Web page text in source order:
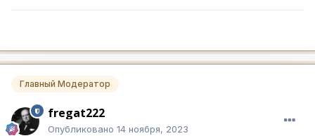
Главный Модератор
fregat222
Опубликовано 14 ноября, 2023